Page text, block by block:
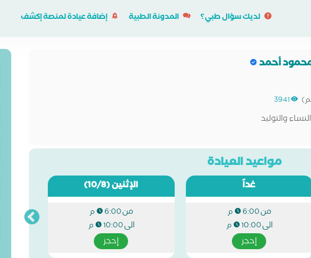
لديك سؤال طبي؟ المدونة الطبية إضافة عيادة لمنصة إكشف
أحمد
3941
والتوليد
مواعيد العيادة
غداً
من6:00 م
الى10:00 م
إحجز
الإثنين(10/8)
من6:00 م
الى10:00 م
إحجز